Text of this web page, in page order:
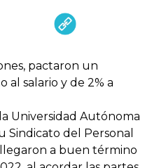
pactaron un
al salario y de 2% a
Universidad Autónoma
Sindicato del Personal
llegaron a buen término